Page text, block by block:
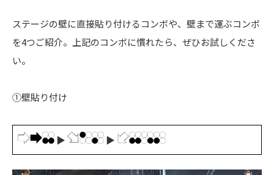
ステージの壁に直接貼り付けるコンボや、壁まで運ぶコンボ
を4つご紹介。上記のコンボに慣れたら、ぜひお試しくださ
い。
①壁貼り付け
▶ ▶